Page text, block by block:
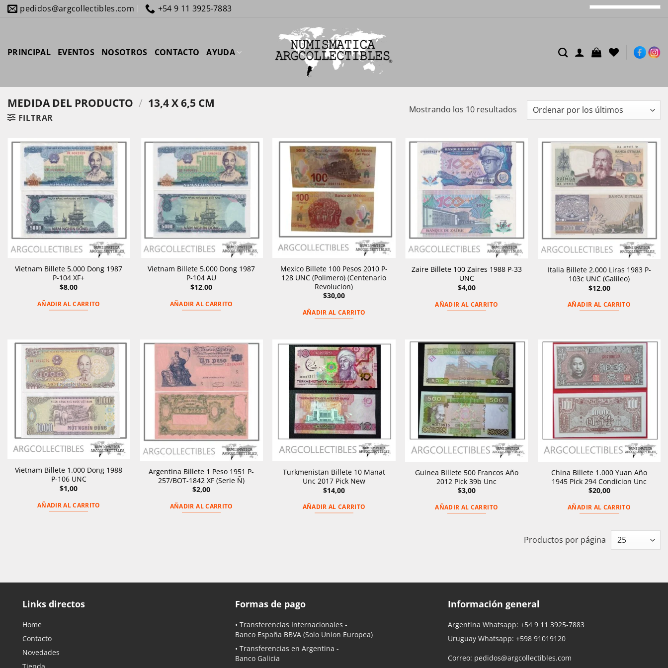
Saltar
al
pedidos@argcollectibles.com +54 9 11 3925-7883
PRINCIPAL EVENTOS NOSOTROS CONTACTO AYUDA
MEDIDA DEL PRODUCTO / 13,4 X 6,5 CM
FILTRAR
Mostrando los 10 resultadosOrdenado
por
últimos
Vietnam Billete 5.000 Dong 1987
P-104 XF+
$8,00
AÑADIR AL CARRITO
Vietnam Billete 5.000 Dong 1987
P-104 AU
$12,00
AÑADIR AL CARRITO
Mexico Billete 100 Pesos 2010 P-
128 UNC (Polimero) (Centenario
Revolucion)
$30,00
AÑADIR AL CARRITO
Zaire Billete 100 Zaires 1988 P-33
UNC
$4,00
AÑADIR AL CARRITO
Italia Billete 2.000 Liras 1983 P-
103c UNC (Galileo)
$12,00
AÑADIR AL CARRITO
Vietnam Billete 1.000 Dong 1988
P-106 UNC
$1,00
AÑADIR AL CARRITO
Argentina Billete 1 Peso 1951 P-
257/BOT-1842 XF (Serie Ñ)
$2,00
AÑADIR AL CARRITO
Turkmenistan Billete 10 Manat
Unc 2017 Pick New
$14,00
AÑADIR AL CARRITO
Guinea Billete 500 Francos Año
2012 Pick 39b Unc
$3,00
AÑADIR AL CARRITO
China Billete 1.000 Yuan Año
1945 Pick 294 Condicion Unc
$20,00
AÑADIR AL CARRITO
Productos por página
Links directos
Home
Contacto
Novedades
Formas de pago
• Transferencias Internacionales -
Banco España BBVA (Solo Union Europea)
• Transferencias en Argentina -
Banco Galicia
Información general
Argentina Whatsapp: +54 9 11 3925-7883
Uruguay Whatsapp: +598 91019120
Correo: pedidos@argcollectibles.com